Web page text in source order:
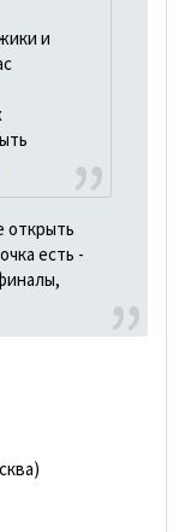
и
открыть
есть -